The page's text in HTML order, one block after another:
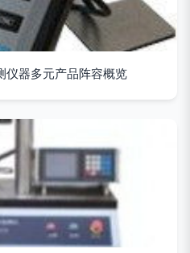
仪器多元产品阵容概览